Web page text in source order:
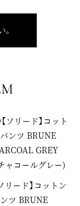
リード】コットン
ツ BRUNE